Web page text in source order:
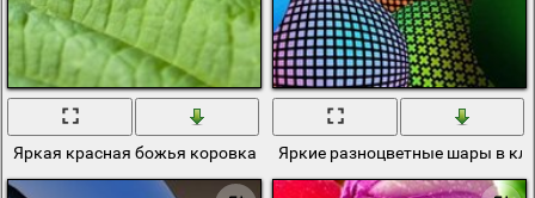
Яркая красная божья коровка на зелёном листе
Яркие разноцветные шары в